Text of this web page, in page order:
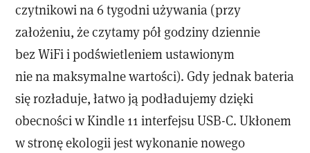
czytnikowi na 6 tygodni używania (przy
założeniu, że czytamy pół godziny dziennie
bez WiFi i podświetleniem ustawionym
nie na maksymalne wartości). Gdy jednak bateria
się rozładuje, łatwo ją podładujemy dzięki
obecności w Kindle 11 interfejsu USB-C. Ukłonem
w stronę ekologii jest wykonanie nowego